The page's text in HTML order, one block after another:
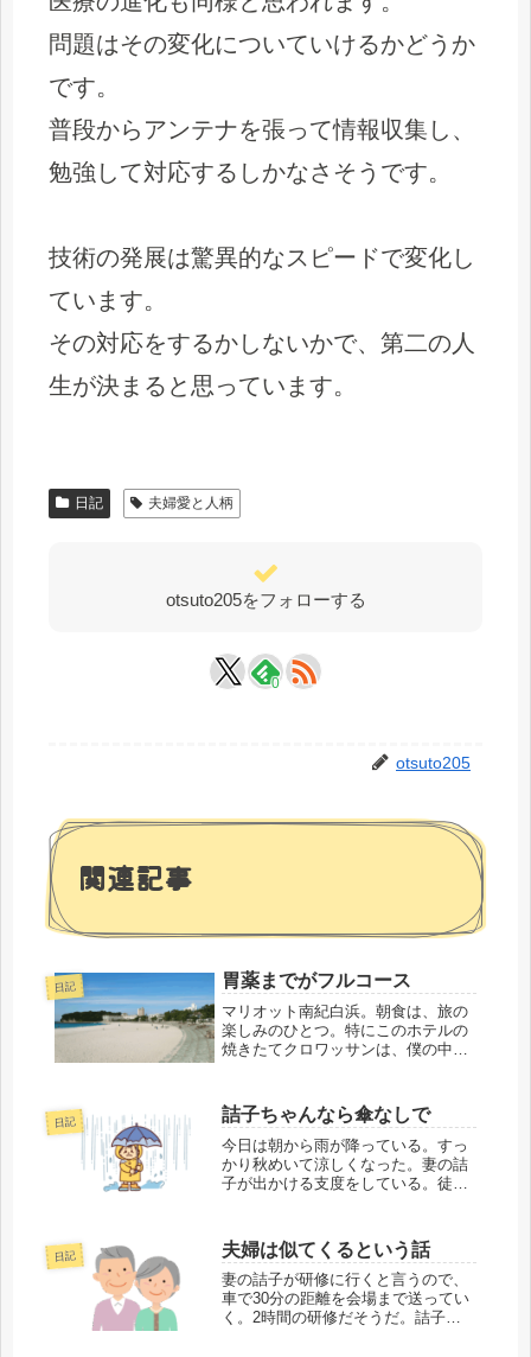
問題はその変化についていけるかどうか
です。
普段からアンテナを張って情報収集し、
勉強して対応するしかなさそうです。
技術の発展は驚異的なスピードで変化し
ています。
その対応をするかしないかで、第二の人
生が決まると思っています。
日記 夫婦愛と人柄
otsuto205をフォローする
0
otsuto205
関連記事
日記 胃薬までがフルコース
マリオット南紀白浜。朝食は、旅の
楽しみのひとつ。特にこのホテルの
焼きたてクロワッサンは、僕の中で
にしがみついている。妻の詰子はと
いうと、朝食会場に一番乗りしたい
タイプで、僕の寝...
日記 詰子ちゃんなら傘なしで
今日は朝から雨が降っている。すっ
かり秋めいて涼しくなった。妻の詰
子が出かける支度をしている。徒歩
る。「雨降ってる？」「たぶん」
「どのくらい？」「ん～、さっきは
結構降ってたけど、...
日記 夫婦は似てくるという話
妻の詰子が研修に行くと言うので、
車で30分の距離を会場まで送ってい
く。2時間の研修だそうだ。詰子が